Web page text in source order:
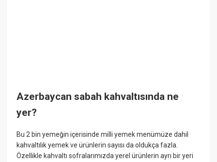
Azerbaycan sabah kahvaltısında ne
yer?
Bu 2 bin yemeğin içerisinde milli yemek menümüze dahil
kahvaltılık yemek ve ürünlerin sayısı da oldukça fazla.
Özellikle kahvaltı sofralarımızda yerel ürünlerin ayrı bir yeri